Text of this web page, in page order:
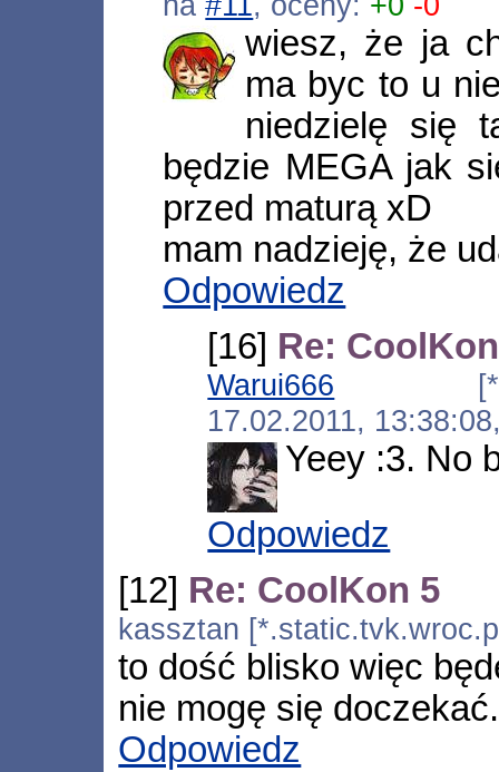
wiesz, że ja
ma byc to u
niedzielę się
będzie MEGA jak
przed maturą xD
mam nadzieję, że
Odpowiedz
[16] Re:
Warui666
17.02.2011,
Yeey :3. No
Odpowiedz
[12] Re: CoolKon 5
kassztan
to dość blisko więc
nie mogę się
Odpowiedz